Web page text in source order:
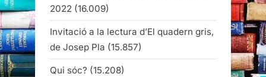
2022 (16.009)
Invitació a la lectura d’El quadern gris,
de Josep Pla (15.857)
Qui sóc? (15.208)